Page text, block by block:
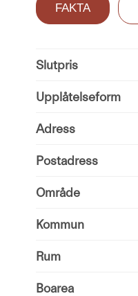
FAKTA
Slutpris
Upplåtelseform
Adress
Postadress
Område
Kommun
Rum
Boarea